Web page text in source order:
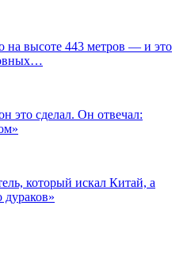
на высоте 443 метров — и это
это сделал. Он отвечал:
который искал Китай, а
дураков»